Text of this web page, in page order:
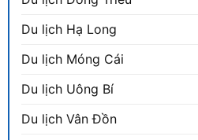
Du lịch Hạ Long
Du lịch Móng Cái
Du lịch Uông Bí
Du lịch Vân Đồn